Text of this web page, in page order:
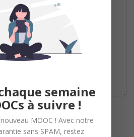
semaine
à suivre !
MOOC ! Avec notre
sans SPAM, restez